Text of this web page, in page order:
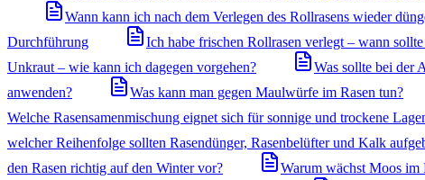
Wann kann ich nach dem Verlegen des Rollrasens wieder
Durchführung
Ich habe frischen Rollrasen verlegt – wann
Unkraut – wie kann ich dagegen vorgehen?
Was sollte bei der
anwenden?
Was kann man gegen Maulwürfe im Rasen tun?
Welche Rasensamenmischung eignet sich für sonnige und trockene
welcher Reihenfolge sollten Rasendünger, Rasenbelüfter und Kalk
den Rasen richtig auf den Winter vor?
Warum wächst Moos im